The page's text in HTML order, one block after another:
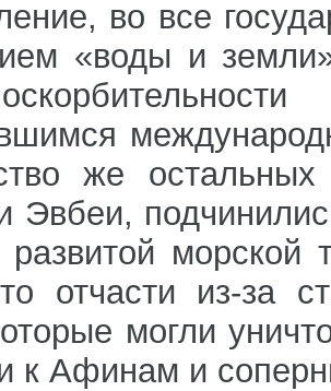
во все
«воды и
же
Эвбеи,
морской
отчасти из-за
могли
к Афинам и